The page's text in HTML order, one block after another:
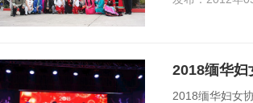
2018缅华妇女